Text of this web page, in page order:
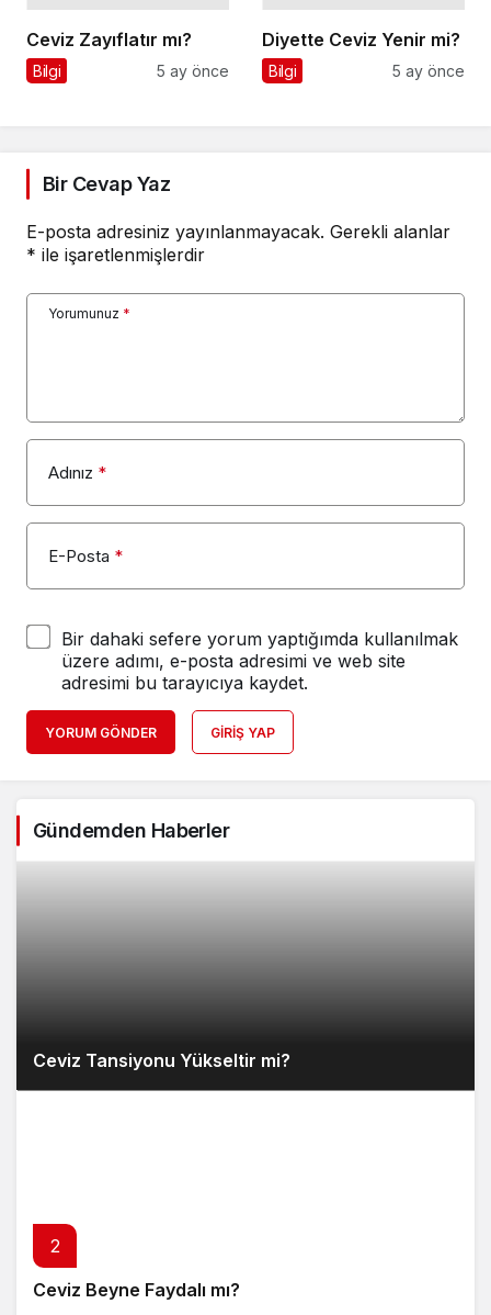
Ceviz Zayıflatır mı?
Bilgi 5 ay önce
Diyette Ceviz Yenir mi?
Bilgi 5 ay önce
Bir Cevap Yaz
E-posta adresiniz yayınlanmayacak. Gerekli alanlar
* ile işaretlenmişlerdir
Yorumunuz *
Adınız *
E-Posta *
Bir dahaki sefere yorum yaptığımda kullanılmak
üzere adımı, e-posta adresimi ve web site
adresimi bu tarayıcıya kaydet.
YORUM GÖNDER GIRIŞ YAP
Gündemden Haberler
Ceviz Tansiyonu Yükseltir mi?
2
Ceviz Beyne Faydalı mı?